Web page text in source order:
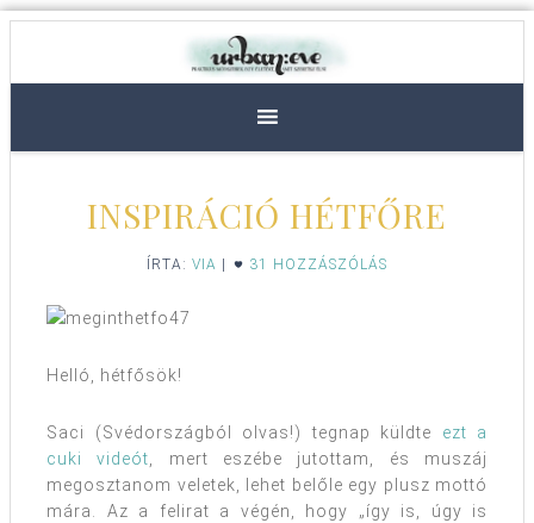
INSPIRÁCIÓ HÉTFŐRE
ÍRTA: VIA 31 HOZZÁSZÓLÁS
Helló, hétfősök!
Saci (Svédországból olvas!) tegnap küldte ezt a
cuki videót, mert eszébe jutottam, és muszáj
megosztanom veletek, lehet belőle egy plusz mottó
mára. Az a felirat a végén, hogy „így is, úgy is